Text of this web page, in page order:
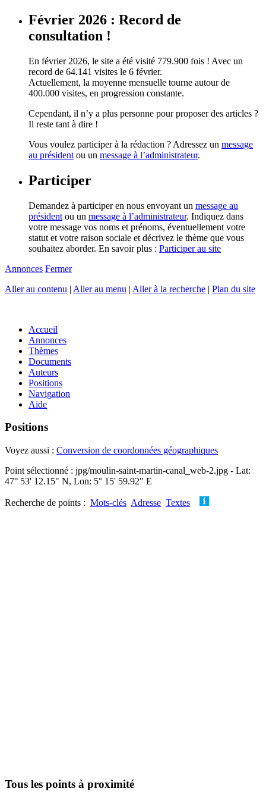
Février 2026 : Record de
consultation !
En février 2026, le site a été visité 779.900 fois ! Avec un
record de 64.141 visites le 6 février.
Actuellement, la moyenne mensuelle tourne autour de
400.000 visites, en progression constante.
Cependant, il n’y a plus personne pour proposer des articles ?
Il reste tant à dire !
Vous voulez participer à la rédaction ? Adressez un message
au président ou un message à l’administrateur.
Participer
Demandez à participer en nous envoyant un message au
président ou un message à l’administrateur. Indiquez dans
votre message vos noms et prénoms, éventuellement votre
statut et votre raison sociale et décrivez le thème que vous
souhaitez aborder. En savoir plus : Participer au site
Annonces Fermer
Aller au contenu | Aller au menu | Aller à la recherche | Plan du site
Accueil
Annonces
Thèmes
Documents
Auteurs
Positions
Navigation
Aide
Positions
Voyez aussi : Conversion de coordonnées géographiques
Point sélectionné : jpg/moulin-saint-martin-canal_web-2.jpg - Lat:
47° 53' 12.15" N, Lon: 5° 15' 59.92" E
Recherche de points : Mots-clés Adresse Textes
Tous les points à proximité